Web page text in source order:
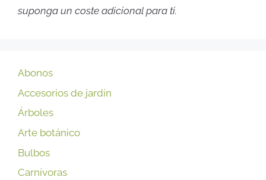
suponga un coste adicional para ti.
Abonos
Accesorios de jardín
Árboles
Arte botánico
Bulbos
Carnívoras